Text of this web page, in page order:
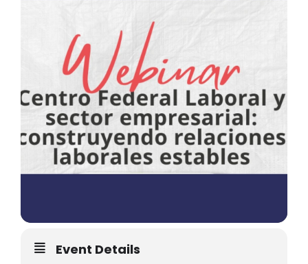
Event Details